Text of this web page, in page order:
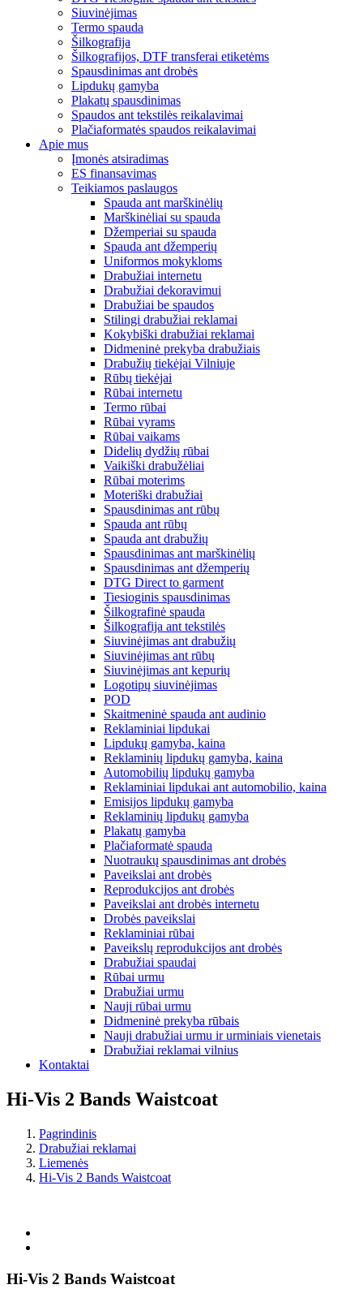
Siuvinėjimas
Termo spauda
Šilkografija
Šilkografijos, DTF transferai etiketėms
Spausdinimas ant drobės
Lipdukų gamyba
Plakatų spausdinimas
Spaudos ant tekstilės reikalavimai
Plačiaformatės spaudos reikalavimai
Apie mus
Įmonės atsiradimas
ES finansavimas
Teikiamos paslaugos
Spauda ant marškinėlių
Marškinėliai su spauda
Džemperiai su spauda
Spauda ant džemperių
Uniformos mokykloms
Drabužiai internetu
Drabužiai dekoravimui
Drabužiai be spaudos
Stilingi drabužiai reklamai
Kokybiški drabužiai reklamai
Didmeninė prekyba drabužiais
Drabužių tiekėjai Vilniuje
Rūbų tiekėjai
Rūbai internetu
Termo rūbai
Rūbai vyrams
Rūbai vaikams
Didelių dydžių rūbai
Vaikiški drabužėliai
Rūbai moterims
Moteriški drabužiai
Spausdinimas ant rūbų
Spauda ant rūbų
Spauda ant drabužių
Spausdinimas ant marškinėlių
Spausdinimas ant džemperių
DTG Direct to garment
Tiesioginis spausdinimas
Šilkografinė spauda
Šilkografija ant tekstilės
Siuvinėjimas ant drabužių
Siuvinėjimas ant rūbų
Siuvinėjimas ant kepurių
Logotipų siuvinėjimas
POD
Skaitmeninė spauda ant audinio
Reklaminiai lipdukai
Lipdukų gamyba, kaina
Reklaminių lipdukų gamyba, kaina
Automobilių lipdukų gamyba
Reklaminiai lipdukai ant automobilio, kaina
Emisijos lipdukų gamyba
Reklaminių lipdukų gamyba
Plakatų gamyba
Plačiaformatė spauda
Nuotraukų spausdinimas ant drobės
Paveikslai ant drobės
Reprodukcijos ant drobės
Paveikslai ant drobės internetu
Drobės paveikslai
Reklaminiai rūbai
Paveikslų reprodukcijos ant drobės
Drabužiai spaudai
Rūbai urmu
Drabužiai urmu
Nauji rūbai urmu
Didmeninė prekyba rūbais
Nauji drabužiai urmu ir urminiais vienetais
Drabužiai reklamai vilnius
Kontaktai
Hi-Vis 2 Bands Waistcoat
Pagrindinis
Drabužiai reklamai
Liemenės
Hi-Vis 2 Bands Waistcoat
Hi-Vis 2 Bands Waistcoat